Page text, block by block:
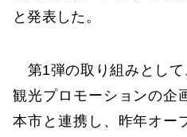
と発表した。
第1弾の取り組みとして
観光プロモーションの企
本市と連携し、昨年オー